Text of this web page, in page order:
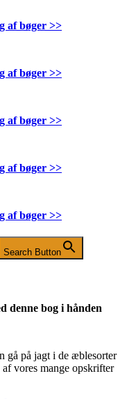
af bøger >>
af bøger >>
af bøger >>
af bøger >>
af bøger >>
Search Button
denne bog i hånden
gå på jagt i de æblesorter
vores mange opskrifter